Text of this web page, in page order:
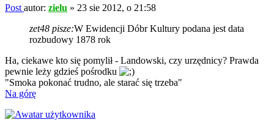
Post autor: zielu » 23 sie 2012, o 21:58
zet48 pisze:W Ewidencji Dóbr Kultury podana jest data
rozbudowy 1878 rok
Ha, ciekawe kto się pomylił - Landowski, czy urzędnicy? Prawda
pewnie leży gdzieś pośrodku
"Smoka pokonać trudno, ale starać się trzeba"
Na górę